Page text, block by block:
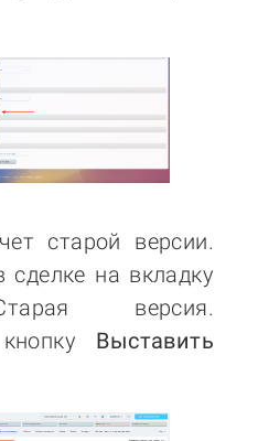
старой версии.
сделке на вкладку
версия.
Выставить